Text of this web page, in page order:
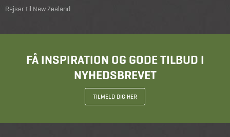
Rejser til New Zealand
FÅ INSPIRATION OG GODE TILBUD I
NYHEDSBREVET
TILMELD DIG HER